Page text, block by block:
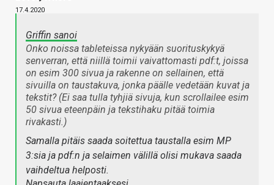
17.4.2020
Griffin sanoi
Onko noissa tableteissa nykyään suorituskykyä
senverran, että niillä toimii vaivattomasti pdf:t, joissa
on esim 300 sivua ja rakenne on sellainen, että
sivuilla on taustakuva, jonka päälle vedetään kuvat ja
tekstit? (Ei saa tulla tyhjiä sivuja, kun scrollailee esim
50 sivua eteenpäin ja tekstihaku pitää toimia
rivakasti.)
Samalla pitäis saada soitettua taustalla esim MP
3:sia ja pdf:n ja selaimen välillä olisi mukava saada
vaihdeltua helposti.